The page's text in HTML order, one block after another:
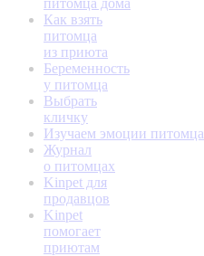
питомца дома
Как взять
питомца
из приюта
Беременность
у питомца
Выбрать
кличку
Изучаем эмоции питомца
Журнал
о питомцах
Kinpet для
продавцов
Kinpet
помогает
приютам